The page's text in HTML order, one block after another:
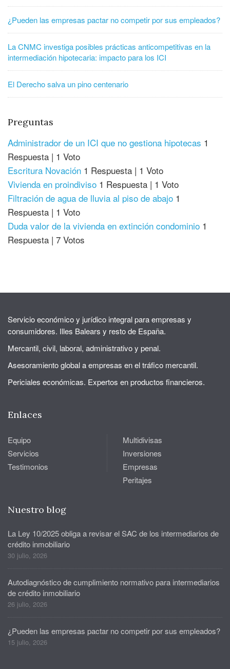
¿Pueden las empresas pactar no competir por sus empleados?
La CNMC investiga posibles prácticas anticompetitivas en la
intermediación hipotecaria: impacto para los ICI
El Derecho salva un pino centenario
Preguntas
Administrador de un ICI que no gestiona hipotecas 1
Respuesta | 1 Voto
Escritura Novación 1 Respuesta | 1 Voto
Vivienda en proindiviso 1 Respuesta | 1 Voto
Filtración de agua de lluvia al piso de abajo 1
Respuesta | 1 Voto
Duda valor de la vivienda en extinción condominio 1
Respuesta | 7 Votos
Servicio económico y jurídico integral para empresas y
consumidores. Illes Balears y resto de España.
Mercantil, civil, laboral, administrativo y penal.
Asesoramiento global a empresas en el tráfico mercantil.
Periciales económicas. Expertos en productos financieros.
Enlaces
Equipo
Servicios
Testimonios
Multidivisas
Inversiones
Empresas
Peritajes
Nuestro blog
La Ley 10/2025 obliga a revisar el SAC de los intermediarios de
crédito inmobiliario
30 julio, 2026
Autodiagnóstico de cumplimiento normativo para intermediarios
de crédito inmobiliario
26 julio, 2026
¿Pueden las empresas pactar no competir por sus empleados?
15 julio, 2026